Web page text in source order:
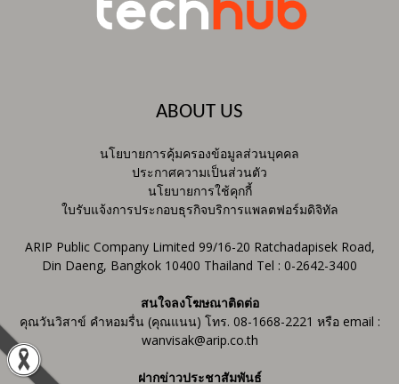
ABOUT US
นโยบายการคุ้มครองข้อมูลส่วนบุคคล
ประกาศความเป็นส่วนตัว
นโยบายการใช้คุกกี้
ใบรับแจ้งการประกอบธุรกิจบริการแพลตฟอร์มดิจิทัล
ARIP Public Company Limited 99/16-20 Ratchadapisek Road,
Din Daeng, Bangkok 10400 Thailand Tel : 0-2642-3400
สนใจลงโฆษณาติดต่อ
คุณวันวิสาข์ คำหอมรื่น (คุณแนน) โทร. 08-1668-2221 หรือ email :
wanvisak@arip.co.th
ฝากข่าวประชาสัมพันธ์